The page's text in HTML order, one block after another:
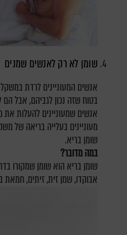
שומן לא רק לאנשים שמנים
אנשים המעוניינים לרדת
בטוח שזה נכון לגביהם, אבל
אנשים שמעוניינים להעלות
מעוניינים בעלייה בריאה של
שומן בריא.
במה מדובר?
שומן בריא הוא שומן שמקורו
אבוקדו, שמן זית, זיתים, חמאת